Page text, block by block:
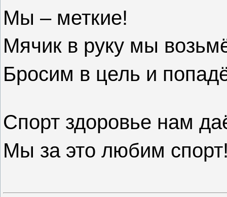
Мы – меткие!
Мячик в руку мы
Бросим в цель и
Спорт здоровье нам
Мы за это любим